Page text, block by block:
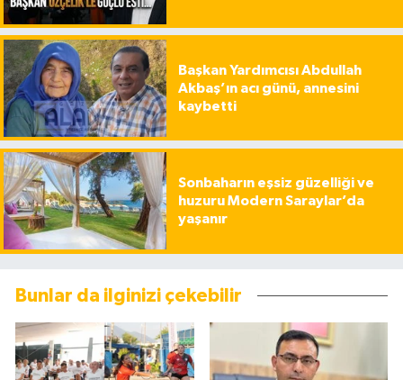
Başkan Yardımcısı Abdullah
Akbaş’ın acı günü, annesini
kaybetti
Sonbaharın eşsiz güzelliği ve
huzuru Modern Saraylar’da
yaşanır
Bunlar da ilginizi çekebilir